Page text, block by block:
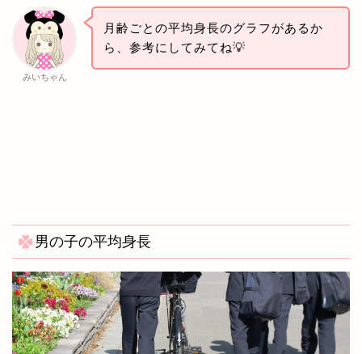
みいちゃん
月齢ごとの平均身長のグラフがあるか
ら、参考にしてみてね💡
男の子の平均身長